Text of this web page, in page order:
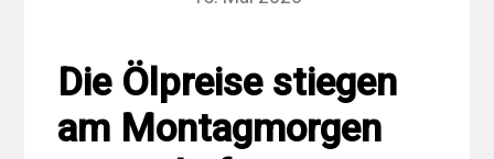
Die Ölpreise stiegen
am Montagmorgen